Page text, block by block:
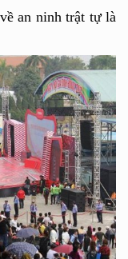
an ninh trật tự là